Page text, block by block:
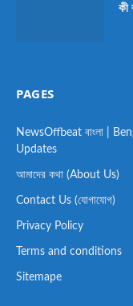
কী
PAGES
NewsOffbeat বাংলা |
Updates
আমাদের কথা (About Us)
Contact Us (যোগাযোগ)
Privacy Policy
Terms and conditions
Sitemape